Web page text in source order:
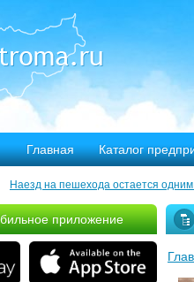
Главная Каталог
Наезд на пешехода остается
Запланирован ремонт более 40
В Костроме откроется выставка,
375 костромских семей улучшили
приложение